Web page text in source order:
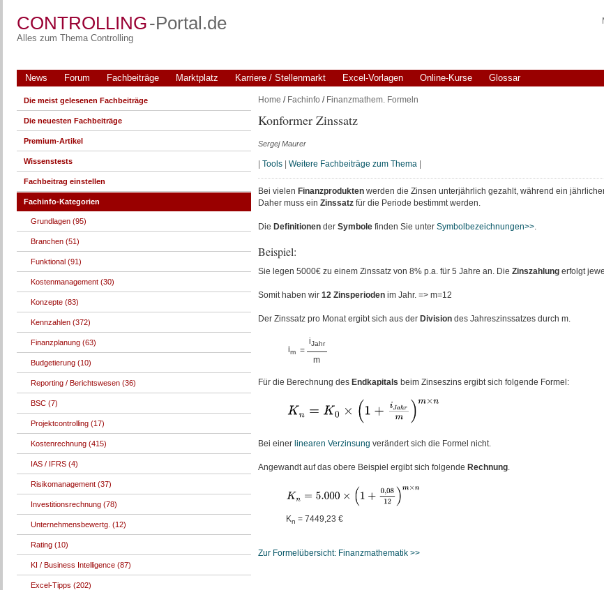
CONTROLLING-Portal.de
Alles zum Thema Controlling
News Forum Fachbeiträge Marktplatz Karriere / Stellenmarkt Excel-Vorlagen Online-Kurse Glossar
Home / Fachinfo / Finanzmathem. Formeln
Konformer Zinssatz
Sergej Maurer
Tools| Weitere Fachbeiträge zum Thema
Bei vielen Finanzproduktenwerden die Zinsen unterjährlich gezahlt, während ein
Daher muss ein Zinssatzfür die Periode bestimmt werden.
Die Definitionender Symbolefinden Sie unter Symbolbezeichnungen>>.
Beispiel:
Sie legen 5000€ zu einem Zinssatz von 8% p.a. für 5 Jahre an. Die Zinszahlungerfolgt
Somit haben wir 12 Zinsperiodenim Jahr. => m=12
Der Zinssatz pro Monat ergibt sich aus der Divisiondes Jahreszinssatzes durch m.
im =
iJahr
m
Für die Berechnung des Endkapitals beim Zinseszins ergibt sich folgende Formel:
Bei einer linearen Verzinsung verändert sich die Formel nicht.
Angewandt auf das obere Beispiel ergibt sich folgende Rechnung.
Kn = 7449,23 €
Zur Formelübersicht: Finanzmathematik >>
Die meist gelesenen Fachbeiträge
Die neuesten Fachbeiträge
Premium-Artikel
Wissenstests
Fachbeitrag einstellen
Fachinfo-Kategorien
Grundlagen (95)
Branchen (51)
Funktional (91)
Kostenmanagement (30)
Konzepte (83)
Kennzahlen (372)
Finanzplanung (63)
Budgetierung (10)
Reporting / Berichtswesen (36)
BSC (7)
Projektcontrolling (17)
Kostenrechnung (415)
IAS / IFRS (4)
Risikomanagement (37)
Investitionsrechnung (78)
Unternehmensbewertg. (12)
Rating (10)
KI / Business Intelligence (87)
Excel-Tipps (202)